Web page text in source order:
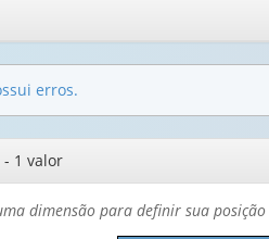
erros.
- 1 valor
dimensão para definir sua posição